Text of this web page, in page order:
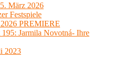
März 2026
Festspiele
2026 PREMIERE
Jarmila Novotná- Ihre
2023